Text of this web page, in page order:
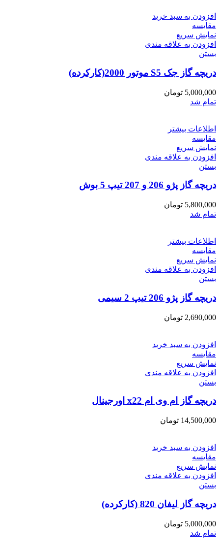
افزودن به سبد خرید
مقایسه
نمایش سریع
افزودن به علاقه مندی
بستن
دریچه گاز جک S5 موتور 2000(کارکرده)
5,000,000 تومان
تمام شد
اطلاعات بیشتر
مقایسه
نمایش سریع
افزودن به علاقه مندی
بستن
دریچه گاز پژو 206 و 207 تیپ 5 بوش
5,800,000 تومان
تمام شد
اطلاعات بیشتر
مقایسه
نمایش سریع
افزودن به علاقه مندی
بستن
دریچه گاز پژو 206 تیپ 2 سیمی
2,690,000 تومان
افزودن به سبد خرید
مقایسه
نمایش سریع
افزودن به علاقه مندی
بستن
دریچه گاز ام وی ام x22 اورجینال
14,500,000 تومان
افزودن به سبد خرید
مقایسه
نمایش سریع
افزودن به علاقه مندی
بستن
دریچه گاز لیفان 820 (کارکرده)
5,000,000 تومان
تمام شد